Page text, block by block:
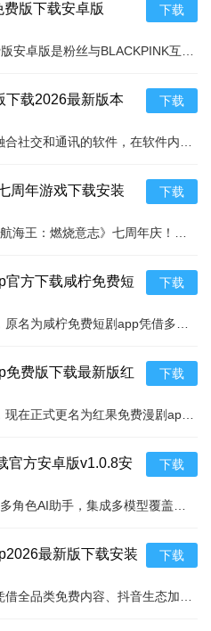
版下载安卓版
下载
下载2026最新版本
下载
周年游戏下载安装
版
下载
官方下载咸柠免费短
卓版
下载
免费版下载最新版红
安卓版
下载
官方安卓版v1.0.8安
下载
最新版下载安装
下载